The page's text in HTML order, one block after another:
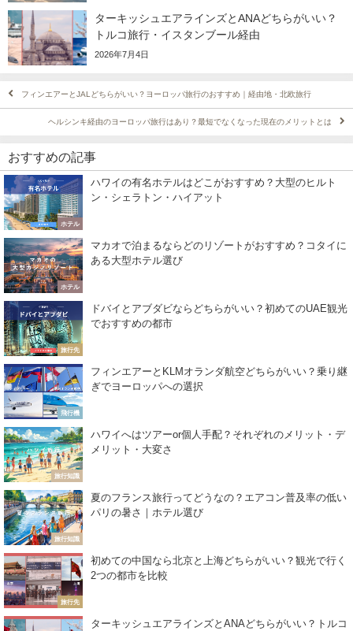
ターキッシュエアラインズとANAどちらがいい？
トルコ旅行・イスタンブール経由
2026年7月4日
フィンエアーとJALどちらがいい？ヨーロッパ旅行のおすすめ｜経由地・北欧旅行
ヘルシンキ経由のヨーロッパ旅行はあり？最短でなくなった現在のメリットとは
おすすめの記事
ホテル
ハワイの有名ホテルはどこがおすすめ？大型のヒルト
ン・シェラトン・ハイアット
ホテル
マカオで泊まるならどのリゾートがおすすめ？コタイに
ある大型ホテル選び
旅行先
ドバイとアブダビならどちらがいい？初めてのUAE観光
でおすすめの都市
飛行機
フィンエアーとKLMオランダ航空どちらがいい？乗り継
ぎでヨーロッパへの選択
旅行知識
ハワイへはツアーor個人手配？それぞれのメリット・デ
メリット・大変さ
旅行知識
夏のフランス旅行ってどうなの？エアコン普及率の低い
パリの暑さ｜ホテル選び
旅行先
初めての中国なら北京と上海どちらがいい？観光で行く
2つの都市を比較
ターキッシュエアラインズとANAどちらがいい？トルコ